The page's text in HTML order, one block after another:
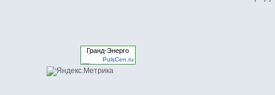
Гранд-Энерго
PulsCen.ru